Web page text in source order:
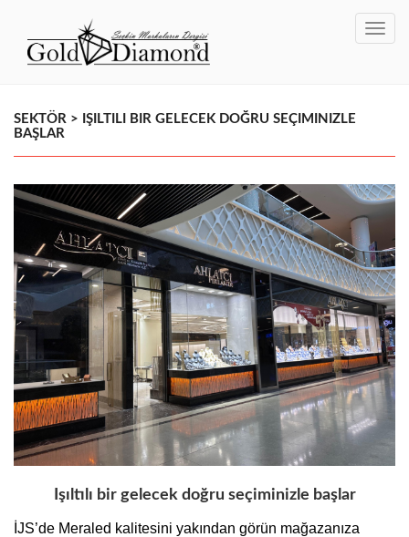
SEKTÖR > IŞILTILI BIR GELECEK DOĞRU SEÇIMINIZLE
BAŞLAR
Işıltılı bir gelecek doğru seçiminizle başlar
İJS’de Meraled kalitesini yakından görün mağazanıza